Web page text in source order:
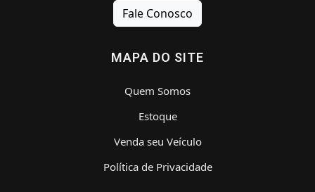
Fale Conosco
MAPA DO SITE
Quem Somos
Estoque
Venda seu Veículo
Política de Privacidade